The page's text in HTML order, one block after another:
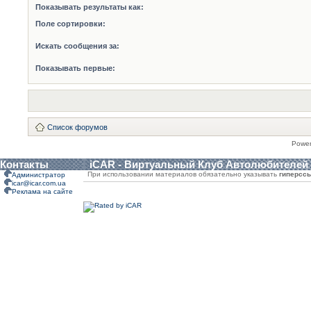
Показывать результаты как:
Поле сортировки:
Искать сообщения за:
Показывать первые:
Список форумов
Контакты iCAR - Виртуальный Клуб Автолюбителей
Администратор
icar@icar.com.ua
Реклама на сайте
При использовании материалов обязательно указывать